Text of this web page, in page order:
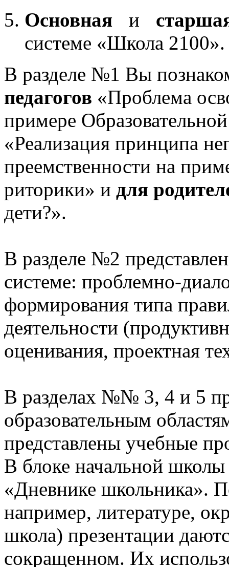
Основная и
системе «Школа 2100».
В разделе №1 Вы
педагогов «Проблема
примере
«Реализация принципа
преемственности на
риторики» и для
дети?».
В разделе №2
системе: проблемно-
формирования типа
деятельности
оценивания, проектная
В разделах №№ 3, 4 и 5
образовательным
представлены учебные
В блоке начальной
«Дневнике школьника».
например, литературе,
школа) презентации
сокращенном. Их